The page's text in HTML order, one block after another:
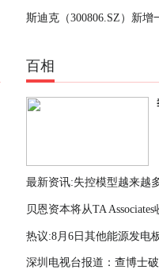
每日讯息
斯迪克（300806.SZ）新
百相
最新资讯:失控模型越来越
了其他公司的系统
贝恩资本将从TA
焦点短讯
热议:8月6日其他能源发电
深圳电视台报道：查博士